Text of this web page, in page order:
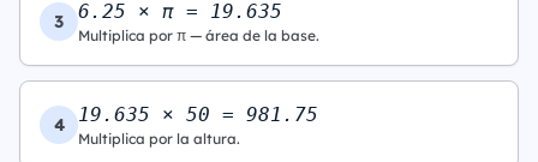
3 6.25 × π = 19.635
Multiplica por π — área de la base.
4 19.635 × 50 = 981.75
Multiplica por la altura.